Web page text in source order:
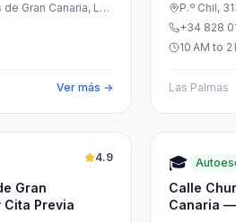
Gran Canaria, Las
Ver más →
P.º Chil,
Palmas,
+34 828
10 AM to
Las Palmas
Gran
Previa
4.9 🎓
Calle
Canaria —